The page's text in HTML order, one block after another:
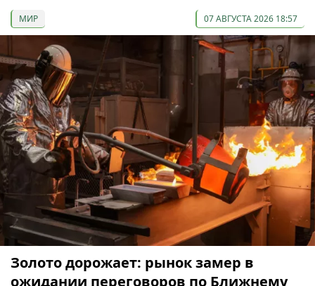
МИР 07 АВГУСТА 2026 18:57
Золото дорожает: рынок замер в
ожидании переговоров по Ближнему